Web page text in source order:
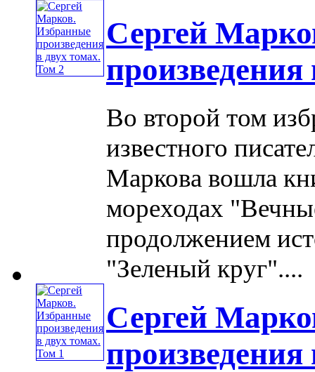
Сергей
Во второй том
известного
Маркова вошла
мореходах
продолжением
"Зеленый круг"....
Сергей